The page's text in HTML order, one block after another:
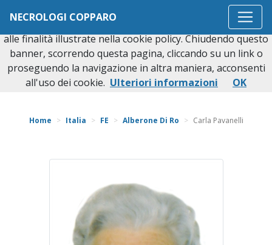
NECROLOGI COPPARO
Torna indietro
Home Italia FE Alberone Di Ro Carla Pavanelli
Questo sito o gli strumenti terzi da questo utilizzati si
avvalgono di cookie necessari al funzionamento ed utili
alle finalità illustrate nella cookie policy. Chiudendo questo
banner, scorrendo questa pagina, cliccando su un link o
proseguendo la navigazione in altra maniera, acconsenti
all'uso dei cookie. Ulteriori informazioni OK